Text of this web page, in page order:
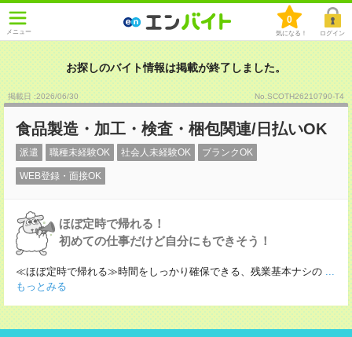
メニュー
0
気になる！ ログイン
お探しのバイト情報は掲載が終了しました。
掲載日 :2026/06/30 No.SCOTH26210790-T4
食品製造・加工・検査・梱包関連/日払いOK
派遣 職種未経験OK 社会人未経験OK ブランクOK
WEB登録・面接OK
ほぼ定時で帰れる！
初めての仕事だけど自分にもできそう！
≪ほぼ定時で帰れる≫時間をしっかり確保できる、残業基本ナシの ...
もっとみる